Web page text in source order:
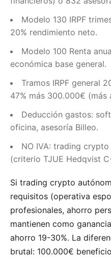
Modelo 130 IRPF
20% rendimiento neto.
Modelo 100 Renta
económica base general.
Tramos IRPF general
47% más 300.000€ (más
Deducción gastos:
oficina, asesoría Billeo.
NO IVA: trading
(criterio TJUE Hedqvist
Si trading crypto
requisitos (operativa
profesionales, ahorro
mantienen como
ahorro 19-30%. La
brutal: 100.000€